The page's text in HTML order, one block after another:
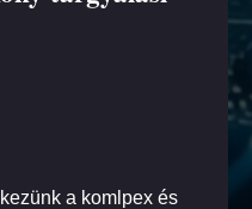
a komlpex és